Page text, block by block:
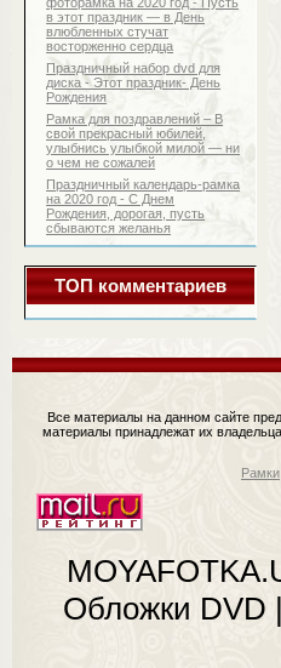
в этот праздник — в День
влюбленных стучат
восторженно сердца
Праздничный набор dvd для
диска - Этот праздник- День
Рождения
Рамка для поздравлений – В
свой прекрасный юбилей,
улыбнись улыбкой милой — ни
о чем не сожалей
Праздничный календарь-рамка
на 2020 год - С Днем
Рождения, дорогая, пусть
сбываются желанья
ТОП комментариев
Все материалы на данном сайте
материалы принадлежат их
Рамки
Обложки DVD